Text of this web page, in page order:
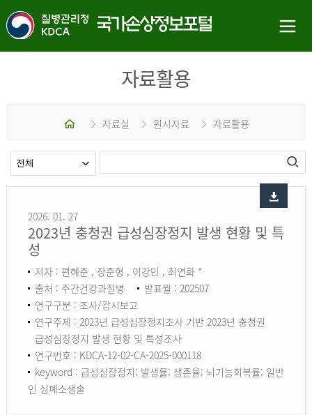
자료활용
홈 자료실 원시자료 자료활용
2026. 01. 27
2023년 충청권 급성심장정지 발생 현황 및 특
성
저자 : 편혜준 , 장준형 , 이강민 , 최연화 *
출처 : 주간건강과질병
발표월 : 202507
연구구분 : 조사/감시보고
연구주제 : 2023년 급성심장정지조사 기반 2023년 충청권
급성심장정지 발생 현황 및 특성조사
연구번호 : KDCA-12-02-CA-2025-000118
keyword : 급성심장정지; 발생률; 생존율; 뇌기능회복률; 일반
인 심폐소생술